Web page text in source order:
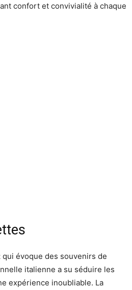
confort et convivialité à chaque
qui évoque des souvenirs de
italienne a su séduire les
expérience inoubliable. La